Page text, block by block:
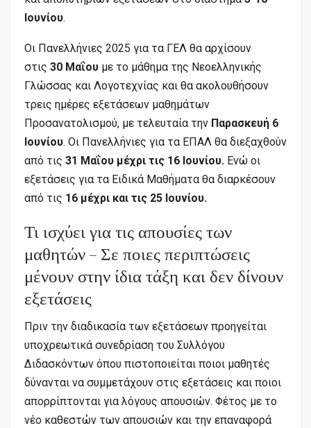
Ιουνίου.
Oι Πανελλήνιες 2025 για τα ΓΕΛ θα αρχίσουν
στις 30 Μαΐου με το μάθημα της Νεοελληνικής
Γλώσσας και Λογοτεχνίας και θα ακολουθήσουν
τρεις ημέρες εξετάσεων μαθημάτων
Προσανατολισμού, με τελευταία την Παρασκευή 6
Ιουνίου. Οι Πανελλήνιες για τα ΕΠΑΛ θα διεξαχθούν
από τις 31 Μαΐου μέχρι τις 16 Ιουνίου. Ενώ οι
εξετάσεις για τα Ειδικά Μαθήματα θα διαρκέσουν
από τις 16 μέχρι και τις 25 Ιουνίου.
Τι ισχύει για τις απουσίες των
μαθητών – Σε ποιες περιπτώσεις
μένουν στην ίδια τάξη και δεν δίνουν
εξετάσεις
Πριν την διαδικασία των εξετάσεων προηγείται
υποχρεωτικά συνεδρίαση του Συλλόγου
Διδασκόντων όπου πιστοποιείται ποιοι μαθητές
δύνανται να συμμετάχουν στις εξετάσεις και ποιοι
απορρίπτονται για λόγους απουσιών. Φέτος με το
νέο καθεστών των απουσιών και την επαναφορά